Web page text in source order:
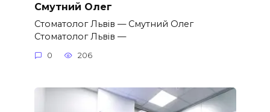
Смутний Олег
Стоматолог Львів — Смутний Олег
Стоматолог Львів —
0 206